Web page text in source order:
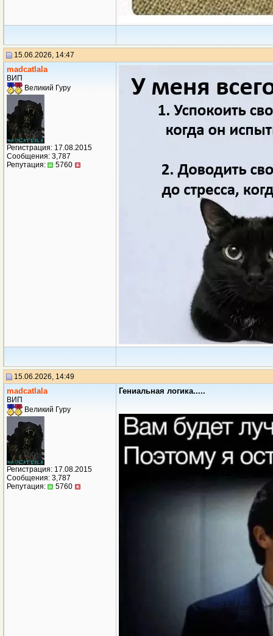
15.06.2026, 14:47
madcatlala
ВИП
Великий Гуру
Регистрация: 17.08.2015
Сообщения: 3,787
Репутация:
5760
15.06.2026, 14:49
madcatlala
ВИП
Великий Гуру
Регистрация: 17.08.2015
Сообщения: 3,787
Репутация:
5760
Гениальная логика.....